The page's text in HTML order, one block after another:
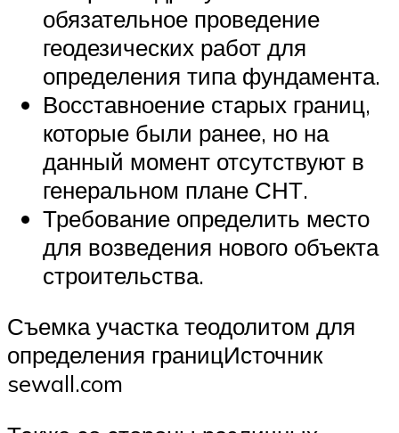
обязательное проведение
геодезических работ для
определения типа фундамента.
Восставноение старых границ,
которые были ранее, но на
данный момент отсутствуют в
генеральном плане СНТ.
Требование определить место
для возведения нового объекта
строительства.
Съемка участка теодолитом для
определения границИсточник
sewall.com